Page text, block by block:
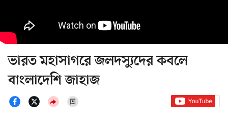
ভারত মহাসাগরে জলদস্যুদের কবলে
বাংলাদেশি জাহাজ